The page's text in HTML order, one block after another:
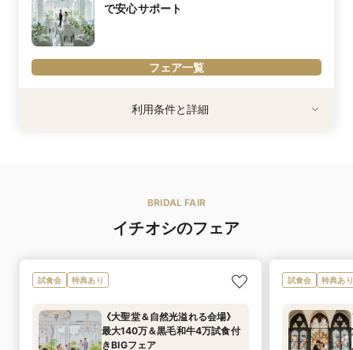
写真映え抜群のフォトスポット満載☆
一生に一度の記念だからこそたくさん写真を撮って記念に残そう！
※「マイナビ限定特典」は、マイナビウエディング経由で会場の見
学・フェア参加予約やお問い合わせをしていただいた場合にのみ適
用されます。
で安心サポート
フェア一覧
また、プランナーだけではなく、シェフ・サービス・フローリス
ト・ドレスアドバイザーなど各プロが直接お打ち合わせをし、最高
の1日をプロデュースします。
学・フェア参加予約やお問い合わせをしていただいた場合にのみ適
用されます。
利用条件と詳細
BRIDAL FAIR
イチオシのフェア
試食会 特典あり
《大聖堂＆自然光溢れる会場》
最大140万＆黒毛和牛4万試食付
きBIGフェア
試食会 特典あり